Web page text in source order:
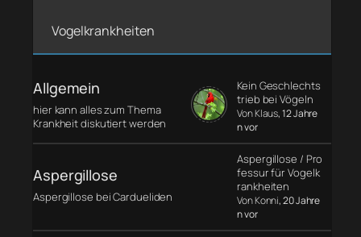
Vogelkrankheiten
Allgemein
hier kann alles zum Thema
Krankheit diskutiert werden
Kein Geschlechts
trieb bei Vögeln
Von Klaus, 12 Jahre
n vor
Aspergillose
Aspergillose bei Cardueliden
Aspergillose / Pro
fessur für Vogelk
rankheiten
Von Konni, 20 Jahre
n vor